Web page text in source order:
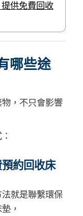
供免費回收
哪些途
，不只會影響
約回收床
就是聯繫環保
，